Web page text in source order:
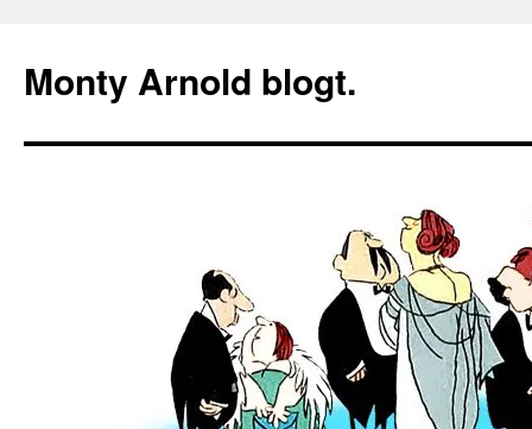
springen
Monty Arnold blogt.